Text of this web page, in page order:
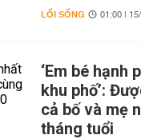
LỐI SỐNG 01:00 |
‘Em bé hạnh
khu phố’:
cả bố và mẹ
tháng tuổi